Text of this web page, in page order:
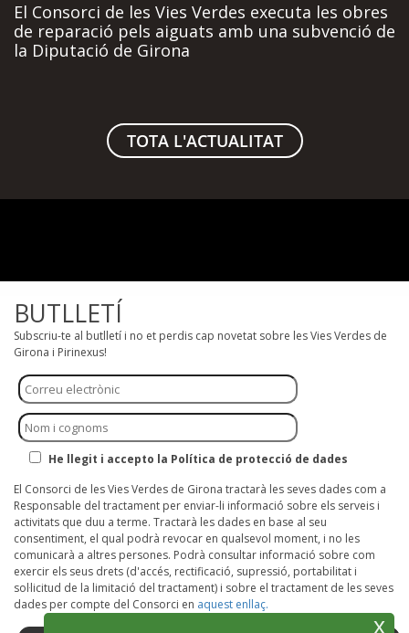
El Consorci de les Vies Verdes executa les obres
de reparació pels aiguats amb una subvenció de
la Diputació de Girona
TOTA L'ACTUALITAT
BUTLLETÍ
Subscriu-te al butlletí i no et perdis cap novetat sobre les Vies Verdes de
Girona i Pirinexus!
He llegit i accepto la Política de protecció de dades
El Consorci de les Vies Verdes de Girona tractarà les seves dades com a
Responsable del tractament per enviar-li informació sobre els serveis i
activitats que duu a terme. Tractarà les dades en base al seu
consentiment, el qual podrà revocar en qualsevol moment, i no les
comunicarà a altres persones. Podrà consultar informació sobre com
exercir els seus drets (d'accés, rectificació, supressió, portabilitat i
sol·licitud de la limitació del tractament) i sobre el tractament de les seves
dades per compte del Consorci en aquest enllaç.
x